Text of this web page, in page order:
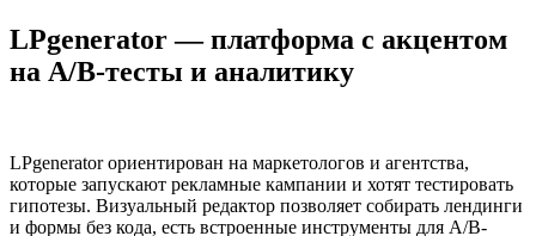
LPgenerator — платформа с акцентом
на A/B-тесты и аналитику
LPgenerator ориентирован на маркетологов и агентства,
которые запускают рекламные кампании и хотят тестировать
гипотезы. Визуальный редактор позволяет собирать лендинги
и формы без кода, есть встроенные инструменты для A/B-